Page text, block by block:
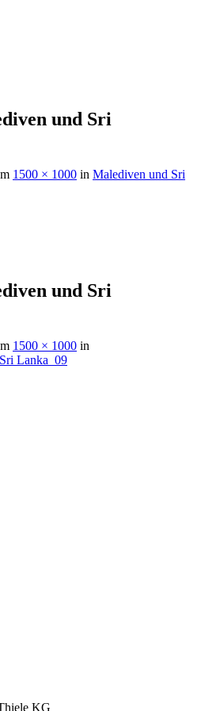
und Sri
1500 × 1000 in Malediven und Sri
und Sri
1500 × 1000 in
Lanka_09
KG